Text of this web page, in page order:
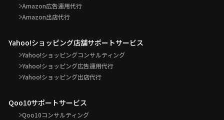
Amazon広告運用代行
Amazon出店代行
Yahoo!ショッピング店舗サポートサービス
Yahoo!ショッピングコンサルティング
Yahoo!ショッピング広告運用代行
Yahoo!ショッピング出店代行
Qoo10サポートサービス
Qoo10コンサルティング